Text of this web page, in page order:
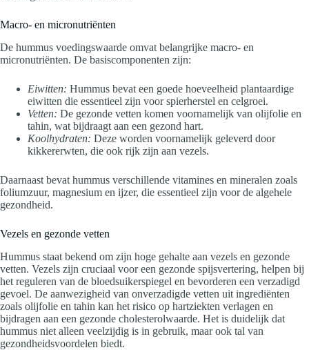
Macro- en micronutriënten
De hummus voedingswaarde omvat belangrijke macro- en
micronutriënten. De basiscomponenten zijn:
Eiwitten: Hummus bevat een goede hoeveelheid plantaardige
eiwitten die essentieel zijn voor spierherstel en celgroei.
Vetten: De gezonde vetten komen voornamelijk van olijfolie en
tahin, wat bijdraagt aan een gezond hart.
Koolhydraten: Deze worden voornamelijk geleverd door
kikkererwten, die ook rijk zijn aan vezels.
Daarnaast bevat hummus verschillende vitamines en mineralen zoals
foliumzuur, magnesium en ijzer, die essentieel zijn voor de algehele
gezondheid.
Vezels en gezonde vetten
Hummus staat bekend om zijn hoge gehalte aan vezels en gezonde
vetten. Vezels zijn cruciaal voor een gezonde spijsvertering, helpen bij
het reguleren van de bloedsuikerspiegel en bevorderen een verzadigd
gevoel. De aanwezigheid van onverzadigde vetten uit ingrediënten
zoals olijfolie en tahin kan het risico op hartziekten verlagen en
bijdragen aan een gezonde cholesterolwaarde. Het is duidelijk dat
hummus niet alleen veelzijdig is in gebruik, maar ook tal van
gezondheidsvoordelen biedt.